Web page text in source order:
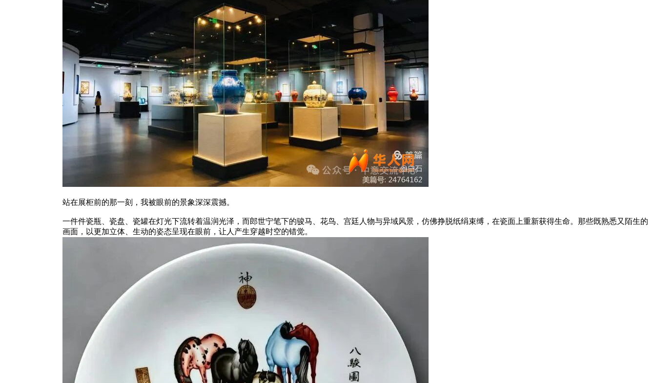
站在展柜前的那一刻，我被眼前的景象深深震撼。
一件件瓷瓶、瓷盘、瓷罐在灯光下流转着温润光泽，而郎世宁笔下的骏马、花鸟、宫廷人物与异域风景，仿佛挣脱纸绢束缚，在瓷面上重新获得生命。那些既熟悉又陌生的
画面，以更加立体、生动的姿态呈现在眼前，让人产生穿越时空的错觉。